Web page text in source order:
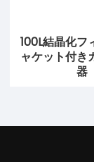
100L結晶化フ
ャケット付き
器